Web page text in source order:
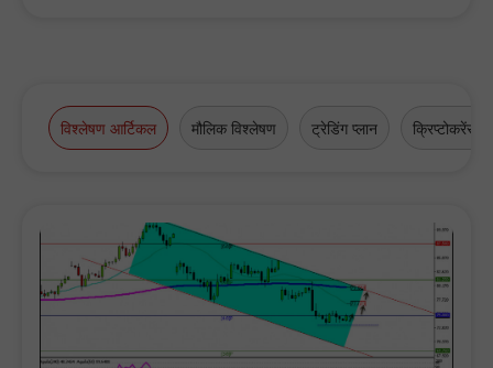
विश्लेषण आर्टिकल मौलिक विश्लेषण ट्रेडिंग प्लान क्रिप्टोकरेंसी